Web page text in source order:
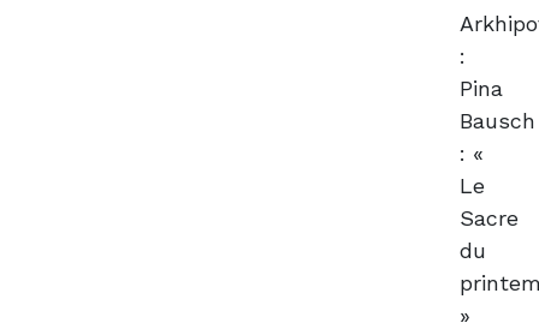
:
Pina
Bausch
: «
Le
Sacre
du
»